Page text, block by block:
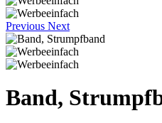
Previous Next
Band,